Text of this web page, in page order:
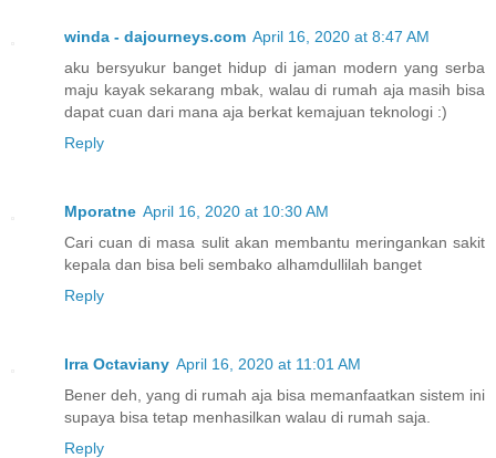
winda - dajourneys.com April 16, 2020 at 8:47 AM
aku bersyukur banget hidup di jaman modern yang serba
maju kayak sekarang mbak, walau di rumah aja masih bisa
dapat cuan dari mana aja berkat kemajuan teknologi :)
Reply
Mporatne April 16, 2020 at 10:30 AM
Cari cuan di masa sulit akan membantu meringankan sakit
kepala dan bisa beli sembako alhamdullilah banget
Reply
Irra Octaviany April 16, 2020 at 11:01 AM
Bener deh, yang di rumah aja bisa memanfaatkan sistem ini
supaya bisa tetap menhasilkan walau di rumah saja.
Reply